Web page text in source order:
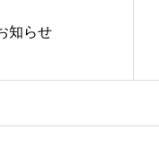
知らせ